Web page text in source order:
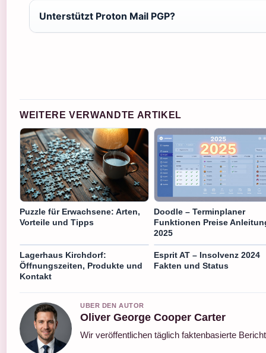
Unterstützt Proton Mail PGP?
WEITERE VERWANDTE ARTIKEL
Puzzle für Erwachsene: Arten,
Vorteile und Tipps
Doodle – Terminplaner
Funktionen Preise
2025
Lagerhaus Kirchdorf:
Öffnungszeiten, Produkte und
Kontakt
Esprit AT – Insolvenz 2024
Fakten und Status
UBER DEN AUTOR
Oliver George Cooper Carter
Wir veröffentlichen täglich faktenbasierte